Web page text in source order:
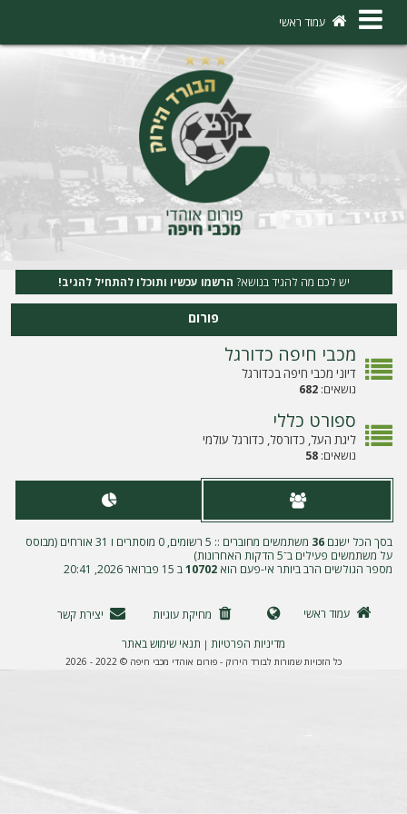
×
ו
ה
ר
ש
מ
עמוד ראשי
יש לכם מה להגיד בנושא? הרשמו עכשיו ותוכלו להתחיל להגיב!
פורום
מכבי חיפה כדורגל
דיוני מכבי חיפה בכדורגל
נושאים:682
ספורט כללי
ליגת העל, כדורסל, כדורגל עולמי
נושאים:58
בסך הכל ישנם36
משתמשים מחוברים :: 5 רשומים, 0 מוסתרים ו 31 אורחים (מבוסס
על משתמשים פעילים ב־5 הדקות האחרונות)
מספר הגולשים הרב ביותר אי-פעם הוא10702ב 15 פברואר 2026, 20:41
עמוד ראשי מחיקת עוגיות
יצירת קשר
מדיניות הפרטיות | תנאי שימוש באתר
כל הזכויות שמורות לבורד הירוק - פורום אוהדי מכבי חיפה © 2022 - 2026